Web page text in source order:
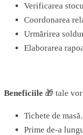
Verificarea
Coordonarea
Urmărirea
Elaborarea
Beneficiile 🎁 tale
Tichete de masă.
Prime de-a